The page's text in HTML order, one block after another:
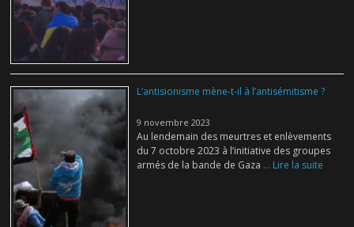
L’antisionisme mène-t-il à l’antisémitisme ?
9 novembre 2023
Au lendemain des meurtres et enlèvements
du 7 octobre 2023 à l’initiative des groupes
armés de la bande de Gaza ... Lire la suite